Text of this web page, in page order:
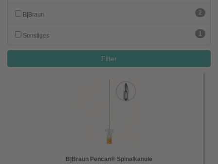
B|Braun 2
Sonstiges 1
Filter
B|Braun Pencan® Spinalkanüle